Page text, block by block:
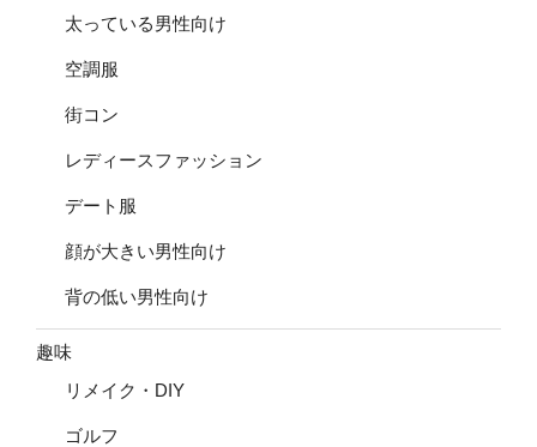
太っている男性向け
空調服
街コン
レディースファッション
デート服
顔が大きい男性向け
背の低い男性向け
趣味
リメイク・DIY
ゴルフ